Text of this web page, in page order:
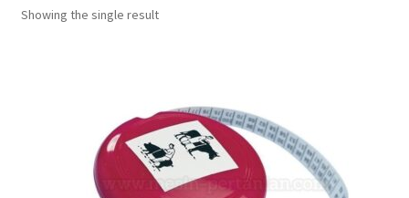
Kontak Kami
Showing the single result